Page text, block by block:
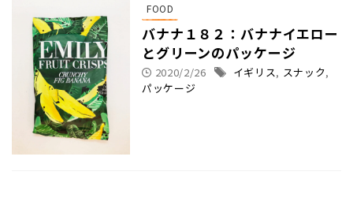
FOOD
バナナ１８２：バナナイエロー
とグリーンのパッケージ
2020/2/26 イギリス, スナック,
パッケージ